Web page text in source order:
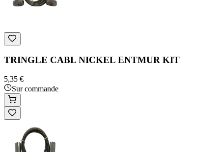
TRINGLE CABL NICKEL ENTMUR KIT
5,35 €
Sur commande